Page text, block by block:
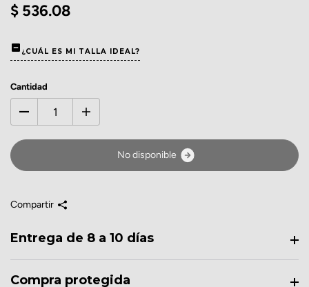
$ 536.08
¿CUÁL ES MI TALLA IDEAL?
Cantidad
Nodisponible
Compartir
Entrega de 8 a 10 días
Compra protegida